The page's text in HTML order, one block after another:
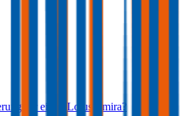
für einen Lotus Emira?